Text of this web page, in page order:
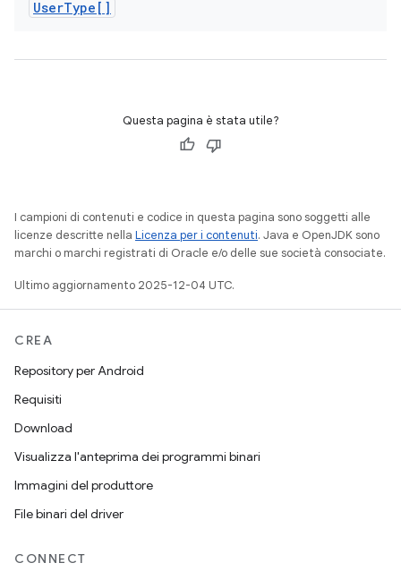
UserType[]
Questa pagina è stata utile?
I campioni di contenuti e codice in questa pagina sono soggetti alle
licenze descritte nella Licenza per i contenuti. Java e OpenJDK sono
marchi o marchi registrati di Oracle e/o delle sue società consociate.
Ultimo aggiornamento 2025-12-04 UTC.
CREA
Repository per Android
Requisiti
Download
Visualizza l'anteprima dei programmi binari
Immagini del produttore
File binari del driver
CONNECT